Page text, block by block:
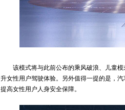
该模式将与此前公布的乘风破浪、儿童
升女性用户驾驶体验。另外值得一提的是，
提高女性用户人身安全保障。